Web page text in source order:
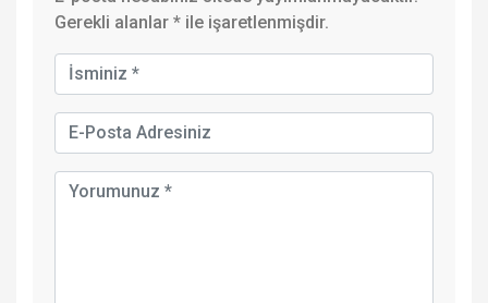
Gerekli alanlar * ile işaretlenmişdir.